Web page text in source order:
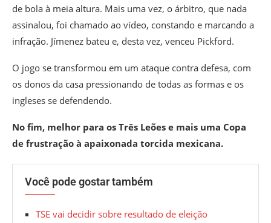
de bola à meia altura. Mais uma vez, o árbitro, que nada
assinalou, foi chamado ao vídeo, constando e marcando a
infração. Jímenez bateu e, desta vez, venceu Pickford.
O jogo se transformou em um ataque contra defesa, com
os donos da casa pressionando de todas as formas e os
ingleses se defendendo.
No fim, melhor para os Três Leões e mais uma Copa
de frustração à apaixonada torcida mexicana.
Você pode gostar também
TSE vai decidir sobre resultado de eleição